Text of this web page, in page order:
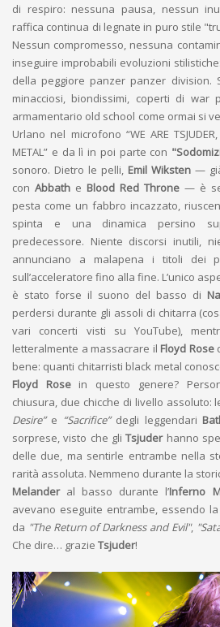
di respiro: nessuna pausa, nessun
raffica continua di legnate in puro stile
Nessun compromesso, nessuna
inseguire improbabili evoluzioni
della peggiore panzer panzer division.
minacciosi, biondissimi, coperti di war
armamentario old school come ormai si
Urlano nel microfono “WE ARE TSJUDER,
METAL” e da lì in poi parte con
sonoro. Dietro le pelli, Emil Wiksten —
con Abbath e Blood Red Throne — è
pesta come un fabbro incazzato,
spinta e una dinamica persino
predecessore. Niente discorsi inutili,
annunciano a malapena i titoli dei
sull’acceleratore fino alla fine. L’unico
è stato forse il suono del basso di
perdersi durante gli assoli di chitarra
vari concerti visti su YouTube),
letteralmente a massacrare il Floyd Rose
bene: quanti chitarristi black metal
Floyd Rosein questo genere?
chiusura, due chicche di livello assoluto:
Desire”e “Sacrifice”degli leggendari
sorprese, visto che gliTsjuderhanno
delle due, ma sentirle entrambe nella
rarità assoluta. Nemmeno durante la
Melanderal basso durante l’Inferno
avevano eseguite entrambe, essendo
da "The Return of Darkness and Evil",
Che dire… grazie Tsjuder!